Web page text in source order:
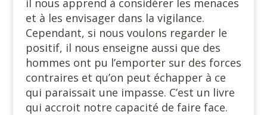
et à les envisager dans la vigilance.
Cependant, si nous voulons regarder le
positif, il nous enseigne aussi que des
hommes ont pu l’emporter sur des forces
contraires et qu’on peut échapper à ce
qui paraissait une impasse. C’est un livre
qui accroit notre capacité de faire face.